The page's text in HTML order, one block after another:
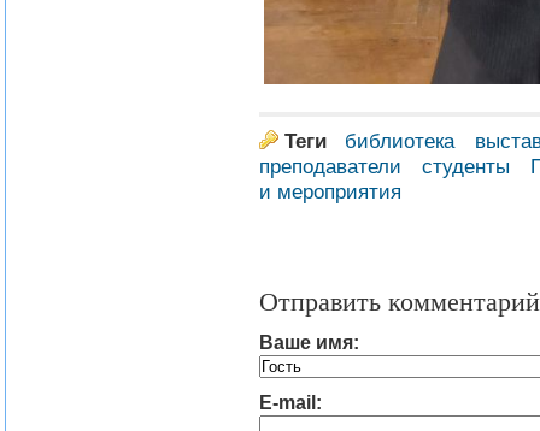
Теги библиотека
преподаватели
студенты
и мероприятия
Отправить комментарий
Ваше имя:
E-mail: